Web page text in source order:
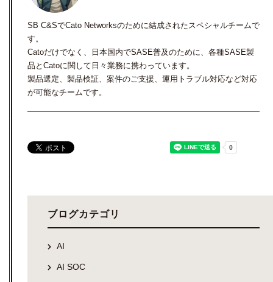
SB C&SでCato Networksのために結成されたスペシャルチームで
す。
Catoだけでなく、日本国内でSASE普及のために、各種SASE製
品とCatoに関して日々業務に携わっています。
製品選定、製品検証、案件のご支援、運用トラブル対応など対応
が可能なチームです。
ブログカテゴリ
AI
AI SOC